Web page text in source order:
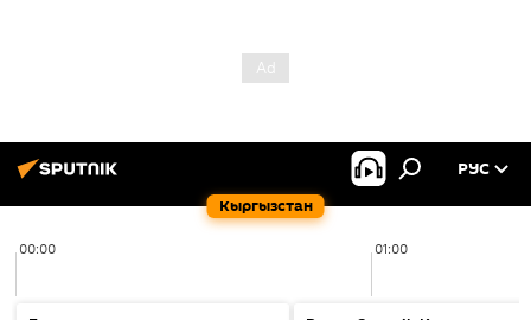
Кыргызстан
РУС
00:00 01:00